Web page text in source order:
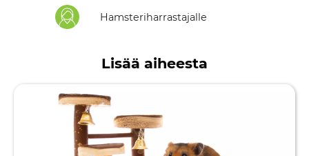
Hamsteriharrastajalle
Lisää aiheesta